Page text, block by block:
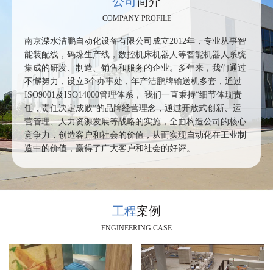
COMPANY PROFILE
南京溧水洁鹏自动化设备有限公司成立2012年，专业从事智
能装配线，码垛生产线，数控机床机器人等智能机器人系统
集成的研发、制造、销售和服务的企业。多年来，我们通过
不懈努力，设立3个办事处，年产洁鹏牌输送机多套，通过
ISO9001及ISO14000管理体系， 我们一直秉持“细节体现责
任，责任决定成败”的品牌经营理念，通过开放式创新、运
营管理、人力资源发展等战略的实施，全面构造公司的核心
竞争力，创造客户和社会的价值，从而实现自动化在工业制
造中的价值，赢得了广大客户和社会的好评。
工程案例
ENGINEERING CASE